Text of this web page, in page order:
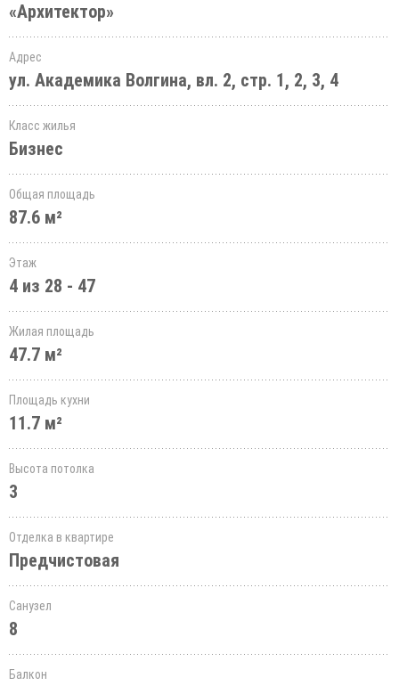
«Архитектор»
Адрес
ул. Академика Волгина, вл. 2, стр. 1, 2, 3, 4
Класс жилья
Бизнес
Общая площадь
87.6 м²
Этаж
4 из 28 - 47
Жилая площадь
47.7 м²
Площадь кухни
11.7 м²
Высота потолка
3
Отделка в квартире
Предчистовая
Санузел
8
Балкон